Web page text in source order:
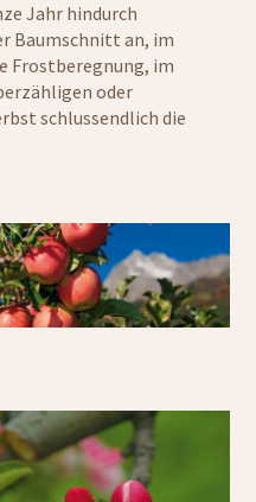
Jahr hindurch
Baumschnitt an, im
Frostberegnung, im
oder
schlussendlich die